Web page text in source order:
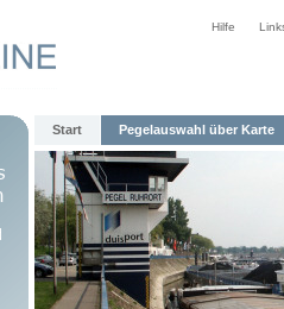
Hilfe
Start Pegelauswahl über Karte